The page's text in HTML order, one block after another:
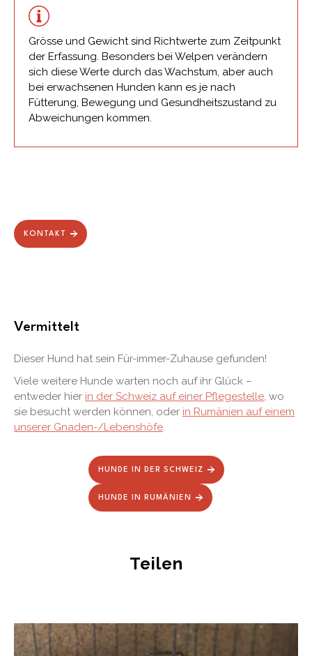
Grösse und Gewicht sind Richtwerte zum Zeitpunkt
der Erfassung. Besonders bei Welpen verändern
sich diese Werte durch das Wachstum, aber auch
bei erwachsenen Hunden kann es je nach
Fütterung, Bewegung und Gesundheitszustand zu
Abweichungen kommen.
KONTAKT
Vermittelt
Dieser Hund hat sein Für-immer-Zuhause gefunden!
Viele weitere Hunde warten noch auf ihr Glück –
entweder hier in der Schweiz auf einer Pflegestelle, wo
sie besucht werden können, oder in Rumänien auf einem
unserer Gnaden-/Lebenshöfe.
HUNDE IN DER SCHWEIZ
HUNDE IN RUMÄNIEN
Teilen